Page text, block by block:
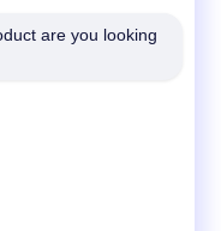
are you looking